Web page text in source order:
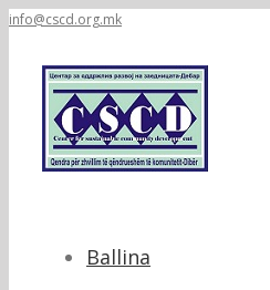
info@cscd.org.mk
Ballina